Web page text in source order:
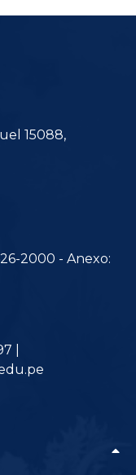
15088,
2000 - Anexo:
|